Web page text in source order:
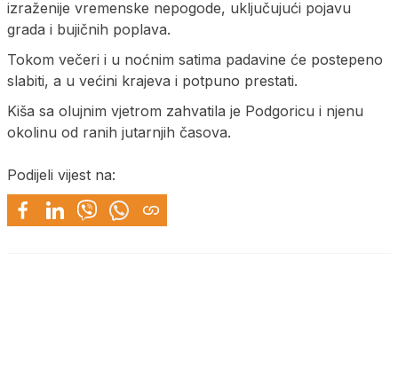
izraženije vremenske nepogode, uključujući pojavu
grada i bujičnih poplava.
Tokom večeri i u noćnim satima padavine će postepeno
slabiti, a u većini krajeva i potpuno prestati.
Kiša sa olujnim vjetrom zahvatila je Podgoricu i njenu
okolinu od ranih jutarnjih časova.
Podijeli vijest na: